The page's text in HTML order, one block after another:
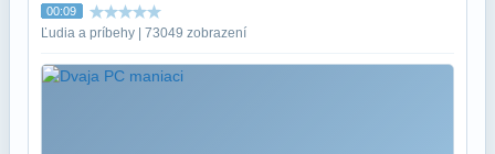
00:09
Ľudia a príbehy | 73049 zobrazení